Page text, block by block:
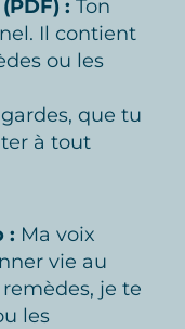
: Ton
Il contient
ou les
que tu
à tout
: Ma voix
vie au
je te
les